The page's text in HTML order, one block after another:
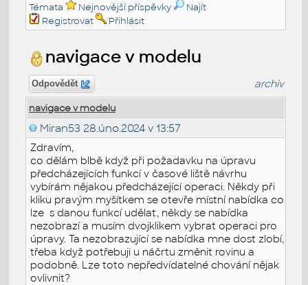
Témata
Nejnovější příspěvky
Najít
Registrovat
Přihlásit
navigace v modelu
Odpovědět archiv
navigace v modelu
Miran53 28.úno.2024 v 13:57
Zdravím,
co dělám blbě když při požadavku na úpravu
předcházejících funkcí v časové liště návrhu
vybírám nějakou předcházející operaci. Někdy při
kliku pravým myšítkem se otevře místní nabídka co
lze s danou funkcí udělat, někdy se nabídka
nezobrazí a musím dvojklikem vybrat operaci pro
úpravy. Ta nezobrazující se nabídka mne dost zlobí,
třeba když potřebuji u náčrtu změnit rovinu a
podobně. Lze toto nepředvídatelné chování nějak
ovlivnit?